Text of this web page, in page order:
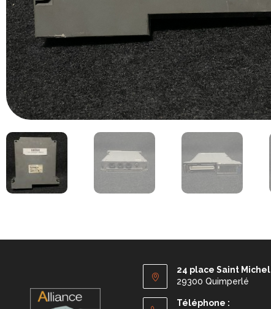
24 place Saint Michel
29300 Quimperlé
Téléphone :